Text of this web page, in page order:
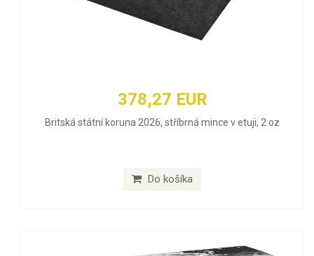
378,27 EUR
Britská státní koruna 2026, stříbrná mince v etuji, 2 oz
Do košíka